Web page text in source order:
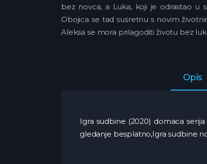
bez novca, a Luka, koji je odrastao u
Obojica se tad susretnu s novim
Aleksa se mora prilagoditi životu bez
Opis
Igra sudbine (2020) domaca
gledanje besplatno,Igra sudbine